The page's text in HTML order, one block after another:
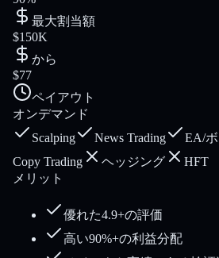
最大割当額
$150K
から
$77
ペイアウト
オンデマンド
Scalping
News Trading EA/ボ
Copy Trading
ヘッジング
HFT
メリット
優れた4.9+の評価
高い90%+の利益分配